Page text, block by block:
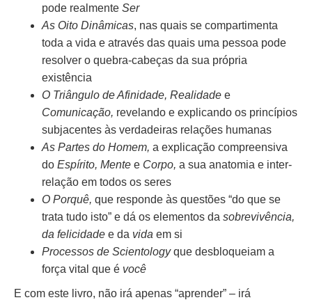
pode realmente Ser
As Oito Dinâmicas, nas quais se compartimenta
toda a vida e através das quais uma pessoa pode
resolver o quebra-cabeças da sua própria
existência
O Triângulo de Afinidade, Realidade e
Comunicação, revelando e explicando os princípios
subjacentes às verdadeiras relações humanas
As Partes do Homem, a explicação compreensiva
do Espírito, Mente e Corpo, a sua anatomia e inter-
relação em todos os seres
O Porquê, que responde às questões “do que se
trata tudo isto” e dá os elementos da sobrevivência,
da felicidade e da vida em si
Processos de Scientologyque desbloqueiam a
força vital que é você
E com este livro, não irá apenas “aprender” – irá